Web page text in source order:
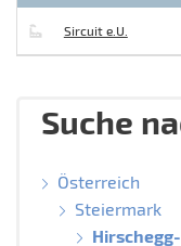
Sircuit e.U.
Suche
Österreich
Steiermark